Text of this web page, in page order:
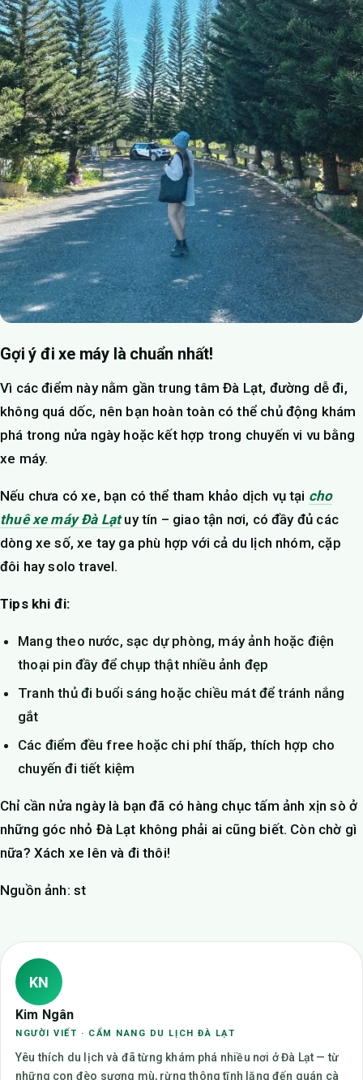
Gợi ý đi xe máy là chuẩn nhất!
Vì các điểm này nằm gần trung tâm Đà Lạt, đường dễ đi,
không quá dốc, nên bạn hoàn toàn có thể chủ động khám
phá trong nửa ngày hoặc kết hợp trong chuyến vi vu bằng
xe máy.
Nếu chưa có xe, bạn có thể tham khảo dịch vụ tại cho
thuê xe máy Đà Lạtuy tín – giao tận nơi, có đầy đủ các
dòng xe số, xe tay ga phù hợp với cả du lịch nhóm, cặp
đôi hay solo travel.
Tips khi đi:
Mang theo nước, sạc dự phòng, máy ảnh hoặc điện
thoại pin đầy để chụp thật nhiều ảnh đẹp
Tranh thủ đi buổi sáng hoặc chiều mát để tránh nắng
gắt
Các điểm đều free hoặc chi phí thấp, thích hợp cho
chuyến đi tiết kiệm
Chỉ cần nửa ngày là bạn đã có hàng chục tấm ảnh xịn sò ở
những góc nhỏ Đà Lạt không phải ai cũng biết. Còn chờ gì
nữa? Xách xe lên và đi thôi!
Nguồn ảnh: st
KN
Kim Ngân
NGƯỜI VIẾT · CẨM NANG DU LỊCH ĐÀ LẠT
Yêu thích du lịch và đã từng khám phá nhiều nơi ở Đà Lạt — từ
những con đèo sương mù, rừng thông tĩnh lặng đến quán cà